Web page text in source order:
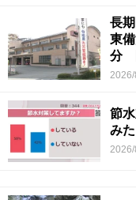
長
東
分
節
みた